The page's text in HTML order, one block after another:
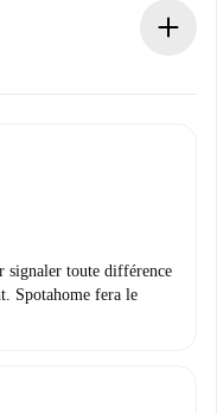
vous proposerons
signalé.
signaler toute différence
Spotahome fera le